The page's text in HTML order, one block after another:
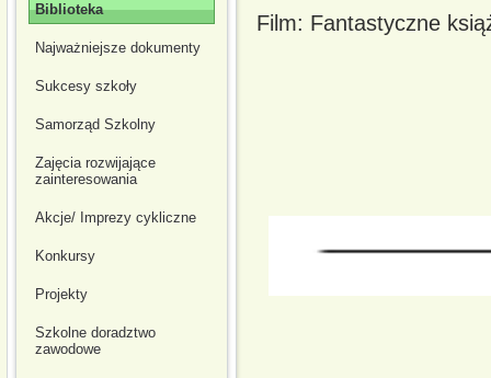
Biblioteka
Najważniejsze dokumenty
Sukcesy szkoły
Samorząd Szkolny
Zajęcia rozwijające
zainteresowania
Akcje/ Imprezy cykliczne
Konkursy
Projekty
Szkolne doradztwo
zawodowe
Film: Fantastyczne